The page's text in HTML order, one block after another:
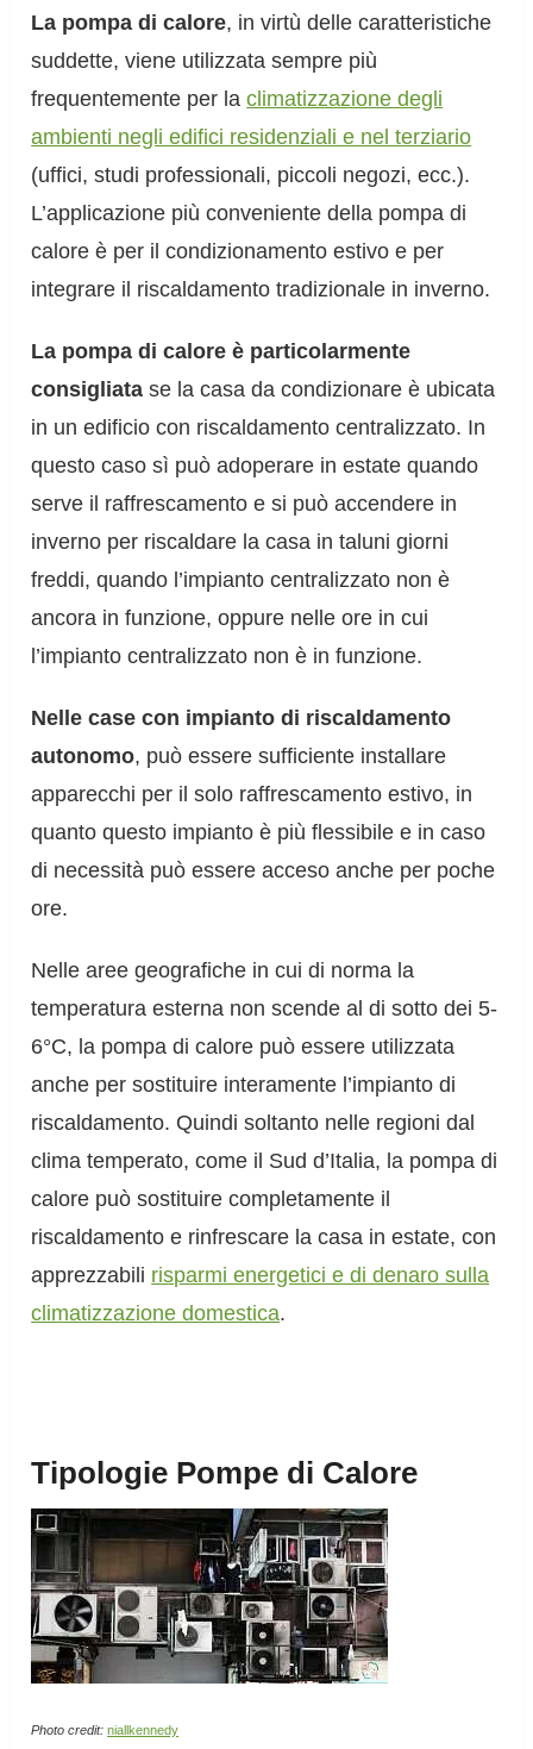
La pompa di calore, in virtù delle caratteristiche
suddette, viene utilizzata sempre più
frequentemente per laclimatizzazione degli
ambienti negli edifici residenziali e nel terziario
(uffici, studi professionali, piccoli negozi, ecc.).
L’applicazione più conveniente della pompa di
calore è per il condizionamento estivo e per
integrare il riscaldamento tradizionale in inverno.
La pompa di calore è particolarmente
consigliata se la casa da condizionare è ubicata
in un edificio con riscaldamento centralizzato. In
questo caso sì può adoperare in estate quando
serve il raffrescamento e si può accendere in
inverno per riscaldare la casa in taluni giorni
freddi, quando l’impianto centralizzato non è
ancora in funzione, oppure nelle ore in cui
l’impianto centralizzato non è in funzione.
Nelle case con impianto di riscaldamento
autonomo, può essere sufficiente installare
apparecchi per il solo raffrescamento estivo, in
quanto questo impianto è più flessibile e in caso
di necessità può essere acceso anche per poche
ore.
Nelle aree geografiche in cui di norma la
temperatura esterna non scende al di sotto dei 5-
6°C, la pompa di calore può essere utilizzata
anche per sostituire interamente l’impianto di
riscaldamento. Quindi soltanto nelle regioni dal
clima temperato, come il Sud d’Italia, la pompa di
calore può sostituire completamente il
riscaldamento e rinfrescare la casa in estate, con
apprezzabili risparmi energetici e di denaro sulla
climatizzazione domestica.
Tipologie Pompe di Calore
Photo credit: niallkennedy